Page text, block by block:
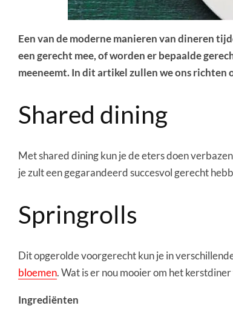
Een van de moderne manieren van dineren
een gerecht mee, of worden er bepaalde
meeneemt. In dit artikel zullen we ons richten
Shared dining
Met shared dining kun je de eters doen
je zult een gegarandeerd succesvol gerecht
Springrolls
Dit opgerolde voorgerecht kun je in
bloemen. Wat is er nou mooier om het
Ingrediënten